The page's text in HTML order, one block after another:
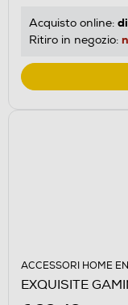
Acquisto online:
Ritiro in negozio:
ACCESSORI HOME
EXQUISITE